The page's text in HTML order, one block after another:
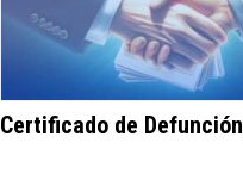
Certificado de Defunción